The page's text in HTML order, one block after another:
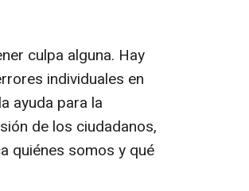
culpa alguna. Hay
individuales en
ayuda para la
de los ciudadanos,
quiénes somos y qué